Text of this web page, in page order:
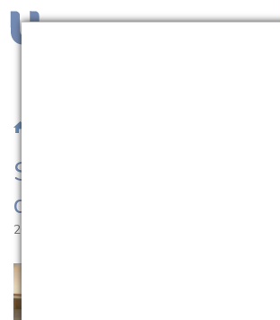
/ Segurança no trânsito é tema
Segurança no trânsito
de debate na UCPel
26.05.2017 | 11:59